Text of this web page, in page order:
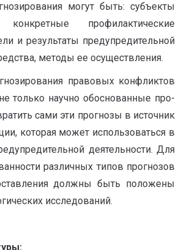
могут быть: субъекты
конкретные профилактические
и результаты предупредительной
методы ее осуществления.
правовых конфликтов
только научно обоснованные про­
сами эти прогнозы в источник
которая может использоваться в
деятельности. Для
различных типов прогнозов
должны быть положены
исследований.